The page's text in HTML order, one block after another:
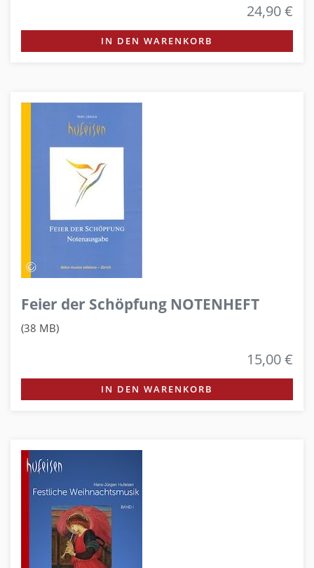
24,90 €
IN DEN WARENKORB
Feier der Schöpfung NOTENHEFT
(38 MB)
15,00 €
IN DEN WARENKORB